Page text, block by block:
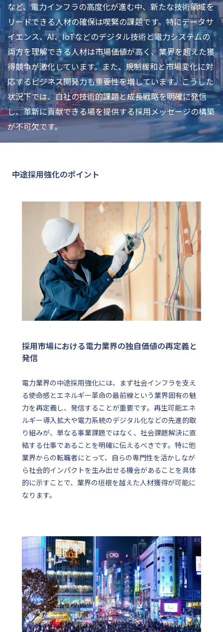
など、電力インフラの高度化が進む中、新たな技術領域を
リードできる人材の確保は喫緊の課題です。特にデータサ
イエンス、AI、IoTなどのデジタル技術と電力システムの
両方を理解できる人材は市場価値が高く、業界を超えた獲
得競争が激化しています。また、規制緩和と市場変化に対
応するビジネス開発力も重要性を増しています。こうした
状況下では、自社の技術的課題と成長戦略を明確に発信
し、革新に貢献できる場を提供する採用メッセージの構築
が不可欠です。
中途採用強化のポイント
採用市場における電力業界の独自価値の再定義と
発信
電力業界の中途採用強化には、まず社会インフラを支え
る使命感とエネルギー革命の最前線という業界固有の魅
力を再定義し、発信することが重要です。再生可能エネ
ルギー導入拡大や電力系統のデジタル化などの先進的取
り組みが、単なる事業課題ではなく、社会課題解決に直
結する仕事であることを明確に伝えるべきです。特に他
業界からの転職者にとって、自らの専門性を活かしなが
ら社会的インパクトを生み出せる機会があることを具体
的に示すことで、業界の垣根を越えた人材獲得が可能に
なります。